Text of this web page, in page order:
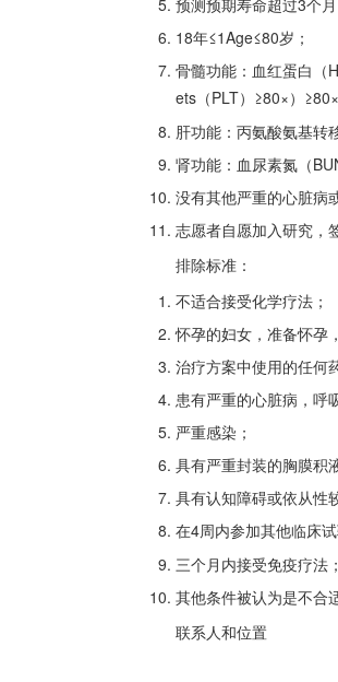
预测预期寿命超过3个月
18年≤1Age≤80岁；
骨髓功能：血红蛋白（
ets（PLT）≥80×）
肝功能：丙氨酸氨基转
肾功能：血尿素氮（
没有其他严重的心脏病
志愿者自愿加入研究，
排除标准：
不适合接受化学疗法；
怀孕的妇女，准备怀孕
治疗方案中使用的任何
患有严重的心脏病，呼
严重感染；
具有严重封装的胸膜积
具有认知障碍或依从性
在4周内参加其他临床试
三个月内接受免疫疗法；
其他条件被认为是不合
联系人和位置